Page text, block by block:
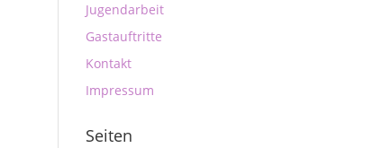
Jugendarbeit
Gastauftritte
Kontakt
Impressum
Seiten